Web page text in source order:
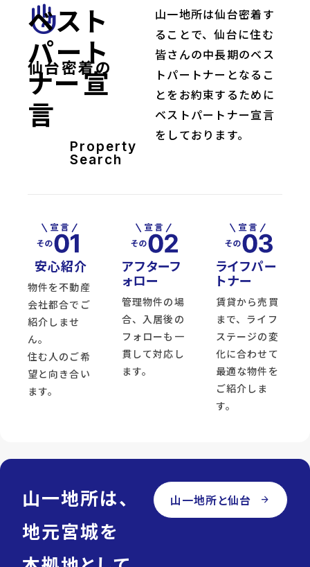
front_hand
仙台密着の
ベスト
パート
ナー宣
言
Property
Search
山一地所は仙台密着す
ることで、仙台に住む
皆さんの中長期のベス
トパートナーとなるこ
とをお約束するために
ベストパートナー宣言
をしております。
安心紹介
物件を不動産
会社都合でご
紹介しませ
ん。
住む人のご希
望と向き合い
ます。
アフターフ
ォロー
管理物件の場
合、入居後の
フォローも一
貫して対応し
ます。
ライフパー
トナー
賃貸から売買
まで、ライフ
ステージの変
化に合わせて
最適な物件を
ご紹介しま
す。
山一地所は、
地元宮城を
山一地所と仙台 arrow_forward